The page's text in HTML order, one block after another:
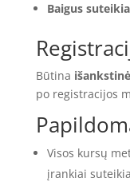
Baigus
Būtina
po registracijos
Visos kursų
įrankiai